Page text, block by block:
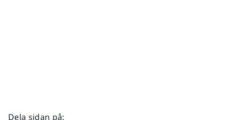
Dela sidan på: